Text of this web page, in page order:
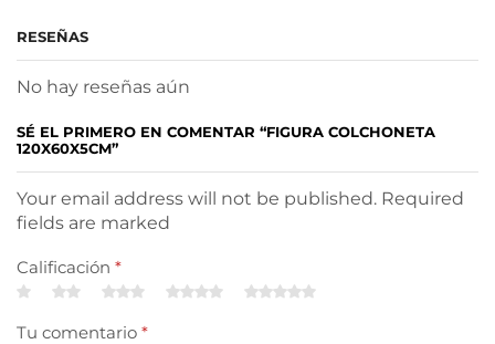
RESEÑAS
No hay reseñas aún
SÉ EL PRIMERO EN COMENTAR “FIGURA COLCHONETA
120X60X5CM”
Your email address will not be published. Required
fields are marked
Calificación *
Tu comentario *